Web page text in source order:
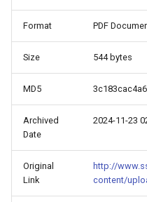
Format PDF
Size 544 bytes
MD5
Archived
Date
2024-11-23
Original
Link
http://
content/